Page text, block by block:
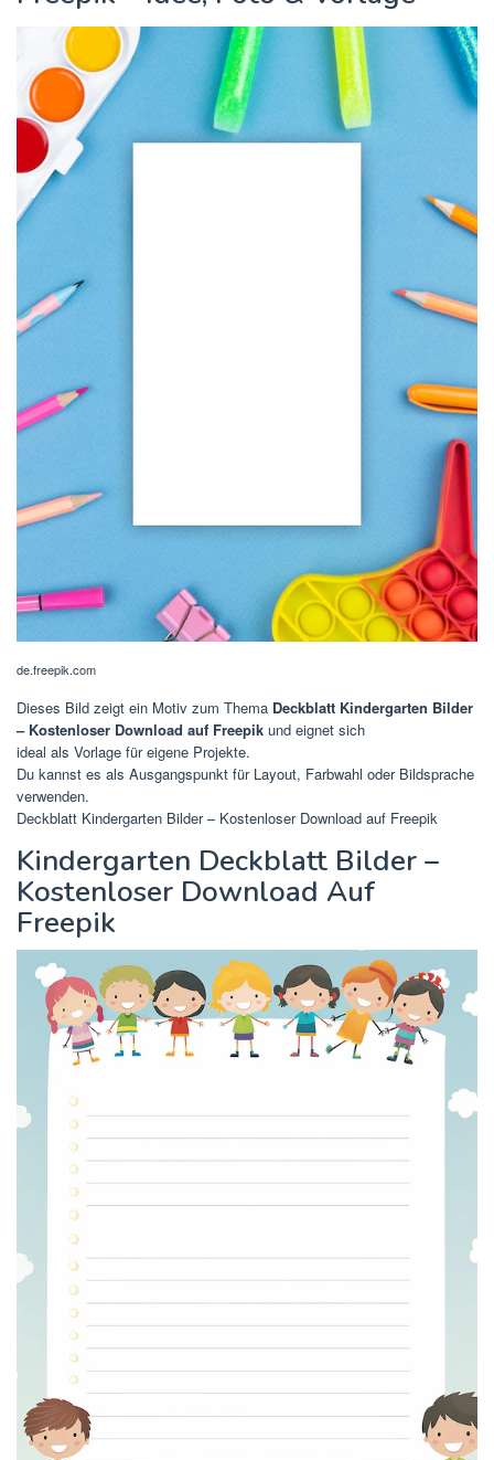
de.freepik.com
Dieses Bild zeigt ein Motiv zum Thema Deckblatt Kindergarten Bilder
– Kostenloser Download auf Freepik und eignet sich
ideal als Vorlage für eigene Projekte.
Du kannst es als Ausgangspunkt für Layout, Farbwahl oder Bildsprache
verwenden.
Deckblatt Kindergarten Bilder – Kostenloser Download auf Freepik
Kindergarten Deckblatt Bilder –
Kostenloser Download Auf
Freepik